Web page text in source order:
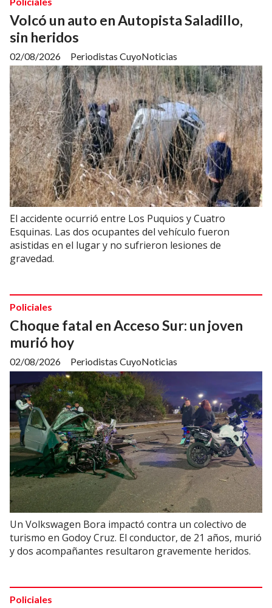
Volcó un auto en Autopista Saladillo,
sin heridos
Periodistas CuyoNoticias
02/08/2026
El accidente ocurrió entre Los Puquios y Cuatro
Esquinas. Las dos ocupantes del vehículo fueron
asistidas en el lugar y no sufrieron lesiones de
gravedad.
Choque fatal en Acceso Sur: un joven
murió hoy
Periodistas CuyoNoticias
Policiales
02/08/2026
Un Volkswagen Bora impactó contra un colectivo de
turismo en Godoy Cruz. El conductor, de 21 años, murió
y dos acompañantes resultaron gravemente heridos.
Policiales